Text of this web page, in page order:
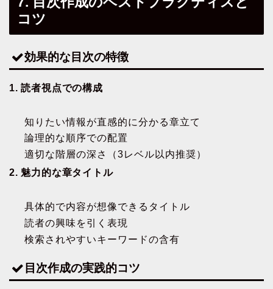
コツ
効果的な目次の特徴
1. 読者視点での構成
知りたい情報が直感的に分かる章立て
論理的な順序での配置
適切な階層の深さ（3レベル以内推奨）
2. 魅力的な章タイトル
具体的で内容が想像できるタイトル
読者の興味を引く表現
検索されやすいキーワードの含有
目次作成の実践的コツ